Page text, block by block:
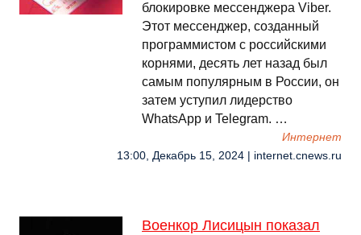
блокировке мессенджера Viber.
Этот мессенджер, созданный
программистом с российскими
корнями, десять лет назад был
самым популярным в России, он
затем уступил лидерство
WhatsApp и Telegram. …
Интернет
13:00, Декабрь 15, 2024 | internet.cnews.ru
Военкор Лисицын показал